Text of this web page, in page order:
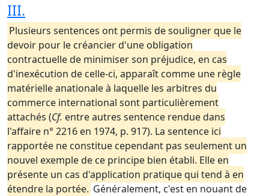
III.
Plusieurs sentences ont permis de souligner que le
devoir pour le créancier d'une obligation
contractuelle de minimiser son préjudice, en cas
d'inexécution de celle-ci, apparaît comme une règle
matérielle anationale à laquelle les arbitres du
commerce international sont particulièrement
attachés (Cf. entre autres sentence rendue dans
l'affaire n° 2216 en 1974, p. 917). La sentence ici
rapportée ne constitue cependant pas seulement un
nouvel exemple de ce principe bien établi. Elle en
présente un cas d'application pratique qui tend à en
étendre la portée. Généralement, c'est en nouant de